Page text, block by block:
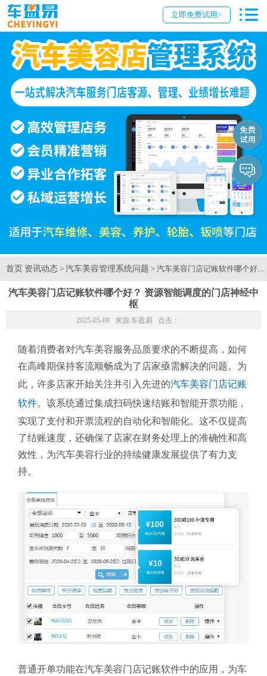
立即免费试用>
首页 资讯动态 > 汽车美容管理系统问题 > 汽车美容门店记账软件哪个好
汽车美容门店记账软件哪个好？ 资源智能调度的门店神经中
枢
2025-05-09 来源:车盈易 点击：
随着消费者对汽车美容服务品质要求的不断提高，如何
在高峰期保持客流顺畅成为了店家亟需解决的问题。为
此，许多店家开始关注并引入先进的汽车美容门店记账
软件。该系统通过集成扫码快速结账和智能开票功能，
实现了支付和开票流程的自动化和智能化。这不仅提高
了结账速度，还确保了店家在财务处理上的准确性和高
效性，为汽车美容行业的持续健康发展提供了有力支
持。
普通开单功能在汽车美容门店记账软件中的应用，为车